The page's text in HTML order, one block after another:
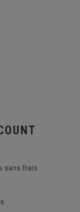
sans frais